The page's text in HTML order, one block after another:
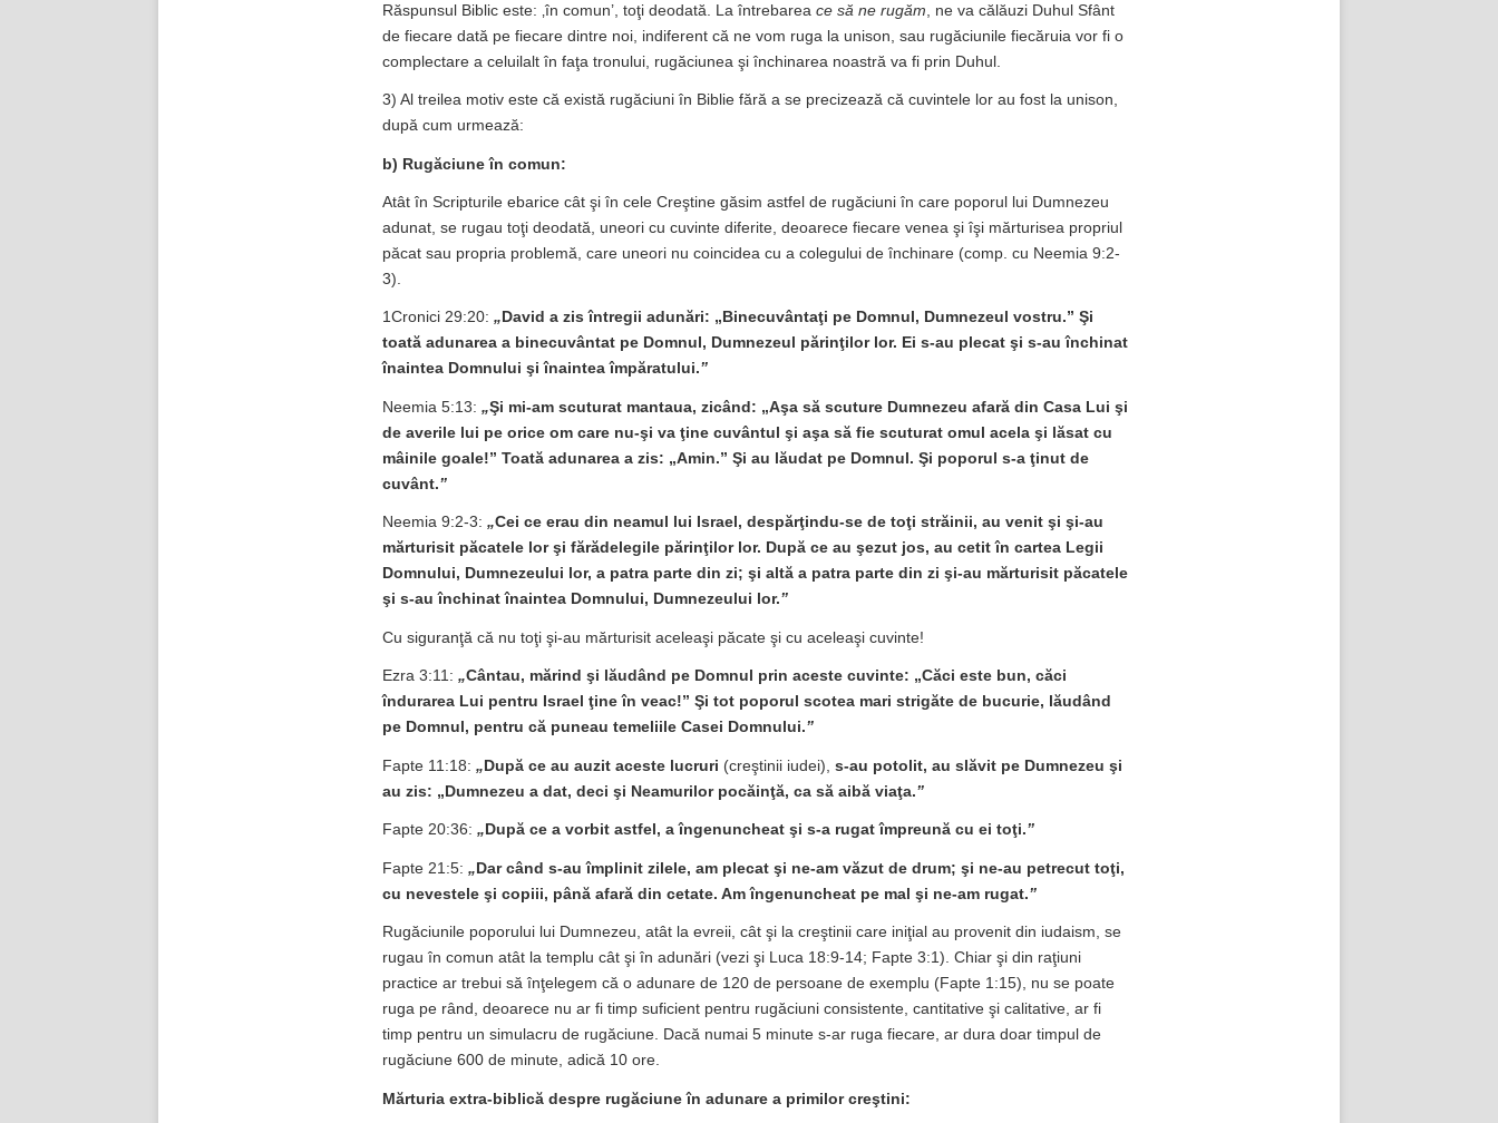
Răspunsul Biblic este: ‚în comun’, toţi deodată. La întrebarea ce să ne rugăm , ne va călăuzi Duhul Sfânt
de fiecare dată pe fiecare dintre noi, indiferent că ne vom ruga la unison, sau rugăciunile fiecăruia vor fi o
complectare a celuilalt în faţa tronului, rugăciunea şi închinarea noastră va fi prin Duhul.
3) Al treilea motiv este că există rugăciuni în Biblie fără a se precizează că cuvintele lor au fost la unison,
după cum urmează:
b) Rugăciune în comun:
Atât în Scripturile ebarice cât şi în cele Creştine găsim astfel de rugăciuni în care poporul lui Dumnezeu
adunat, se rugau toţi deodată, uneori cu cuvinte diferite, deoarece fiecare venea şi îşi mărturisea propriul
păcat sau propria problemă, care uneori nu coincidea cu a colegului de închinare (comp. cu Neemia 9:2-
3).
1Cronici 29:20: „ David a zis întregii adunări: „Binecuvântaţi pe Domnul, Dumnezeul vostru.” Şi
toată adunarea a binecuvântat pe Domnul, Dumnezeul părinţilor lor. Ei s-au plecat şi s-au închinat
înaintea Domnului şi înaintea împăratului.”
Neemia 5:13: „Şi mi-am scuturat mantaua, zicând: „Aşa să scuture Dumnezeu afară din Casa Lui şi
de averile lui pe orice om care nu-şi va ţine cuvântul şi aşa să fie scuturat omul acela şi lăsat cu
mâinile goale!” Toată adunarea a zis: „Amin.” Şi au lăudat pe Domnul. Şi poporul s-a ţinut de
cuvânt.”
Neemia 9:2-3: „Cei ce erau din neamul lui Israel, despărţindu-se de toţi străinii, au venit şi şi-au
mărturisit păcatele lor şi fărădelegile părinţilor lor. După ce au şezut jos, au cetit în cartea Legii
Domnului, Dumnezeului lor, a patra parte din zi; şi altă a patra parte din zi şi-au mărturisit păcatele
şi s-au închinat înaintea Domnului, Dumnezeului lor.”
Cu siguranţă că nu toţi şi-au mărturisit aceleaşi păcate şi cu aceleaşi cuvinte!
Ezra 3:11: „Cântau, mărind şi lăudând pe Domnul prin aceste cuvinte: „Căci este bun, căci
îndurarea Lui pentru Israel ţine în veac!” Şi tot poporul scotea mari strigăte de bucurie, lăudând
pe Domnul, pentru că puneau temeliile Casei Domnului.”
Fapte 11:18: „ După ce au auzit aceste lucruri (creştinii iudei), s-au potolit, au slăvit pe Dumnezeu şi
au zis: „Dumnezeu a dat, deci şi Neamurilor pocăinţă, ca să aibă viaţa.”
Fapte 20:36: „ După ce a vorbit astfel, a îngenuncheat şi s-a rugat împreună cu ei toţi.”
Fapte 21:5: „ Dar când s-au împlinit zilele, am plecat şi ne-am văzut de drum; şi ne-au petrecut toţi,
cu nevestele şi copiii, până afară din cetate. Am îngenuncheat pe mal şi ne-am rugat.”
Rugăciunile poporului lui Dumnezeu, atât la evreii, cât şi la creştinii care iniţial au provenit din iudaism, se
rugau în comun atât la templu cât şi în adunări (vezi şi Luca 18:9-14; Fapte 3:1). Chiar şi din raţiuni
practice ar trebui să înţelegem că o adunare de 120 de persoane de exemplu (Fapte 1:15), nu se poate
ruga pe rând, deoarece nu ar fi timp suficient pentru rugăciuni consistente, cantitative şi calitative, ar fi
timp pentru un simulacru de rugăciune. Dacă numai 5 minute s-ar ruga fiecare, ar dura doar timpul de
rugăciune 600 de minute, adică 10 ore.
Mărturia extra-biblică despre rugăciune în adunare a primilor creştini: